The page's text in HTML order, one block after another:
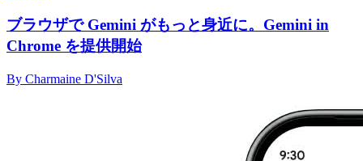
ブラウザで Gemini がもっと身近に。Gemini in
Chrome を提供開始
By Charmaine D'Silva